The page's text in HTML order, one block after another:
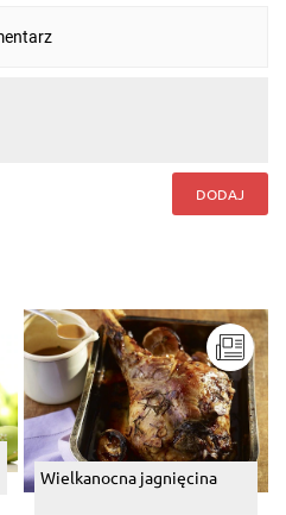
DODAJ
Wielkanocna jagnięcina